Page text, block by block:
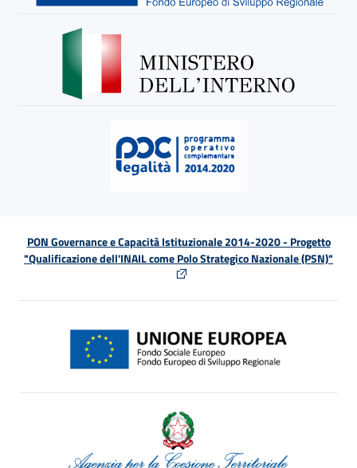
PON Governance e Capacità Istituzionale 2014-2020 - Progetto
"Qualificazione dell'INAIL come Polo Strategico Nazionale (PSN)"